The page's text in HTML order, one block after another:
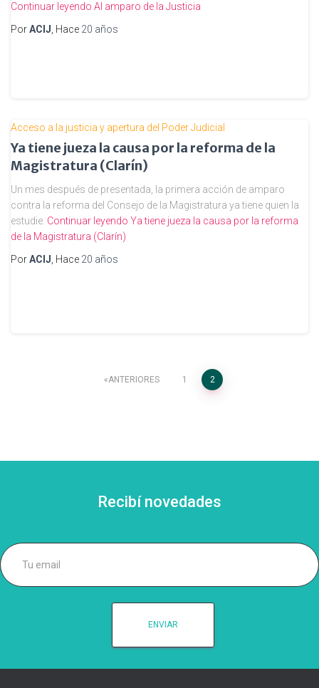
Continuar leyendo Al amparo de la Justicia
PorACIJ , Hace 20 años
Acceso a la justicia y apertura del Poder Judicial
Ya tiene jueza la causa por la reforma de la
Magistratura (Clarín)
Un mes después de presentada, la primera acción de amparo
contra la reforma del Consejo de la Magistratura ya tiene quien la
estudie. Continuar leyendo Ya tiene jueza la causa por la reforma
de la Magistratura (Clarín)
PorACIJ , Hace 20 años
PaginaciónANTERIORES 1 2
Recibí novedades